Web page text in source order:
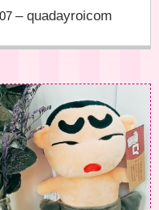
– quadayroicom